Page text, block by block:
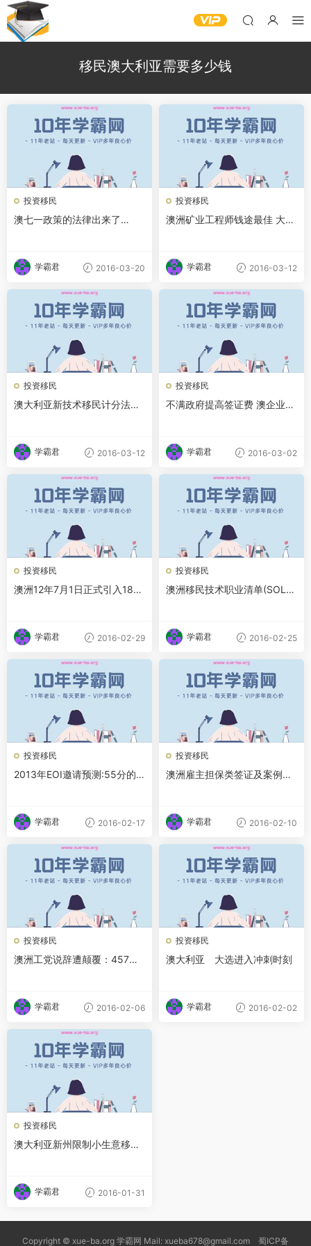
移民澳大利亚需要多少钱
投资移民
澳七一政策的法律出来了
学霸君 2016-03-20
投资移民
澳洲矿业工程师钱途最佳 大学
学霸君 2016-03-12
投资移民
澳大利亚新技术移民计分法颁
学霸君 2016-03-12
投资移民
不满政府提高签证费 澳企业家
学霸君 2016-03-02
投资移民
澳洲12年7月1日正式引入189,
学霸君 2016-02-29
投资移民
澳洲移民技术职业清单(SOL)
学霸君 2016-02-25
投资移民
2013年EOI邀请预测:55分的
学霸君 2016-02-17
投资移民
澳洲雇主担保类签证及案例分
学霸君 2016-02-10
投资移民
澳洲工党说辞遭颠覆：457签
学霸君 2016-02-06
投资移民
澳大利亚 大选进入冲刺时刻
学霸君 2016-02-02
投资移民
澳大利亚新州限制小生意移民
学霸君 2016-01-31
Copyright © xue-ba.org 学霸网 Mail: xueba678@gmail.com 蜀ICP备